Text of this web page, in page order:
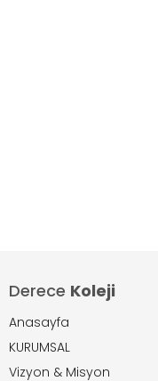
Derece Koleji
Anasayfa
KURUMSAL
Vizyon & Misyon